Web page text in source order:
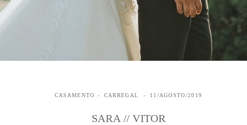
CASAMENTO CARREGAL 11/AGOSTO/2019
SARA // VITOR